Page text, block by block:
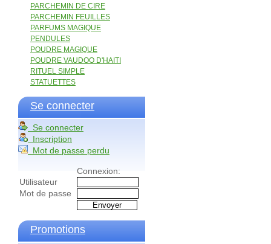
PARCHEMIN DE CIRE
PARCHEMIN FEUILLES
PARFUMS MAGIQUE
PENDULES
POUDRE MAGIQUE
POUDRE VAUDOO D'HAITI
RITUEL SIMPLE
STATUETTES
Se connecter
Se connecter
Inscription
Mot de passe perdu
Connexion:
Utilisateur
Mot de passe
Promotions